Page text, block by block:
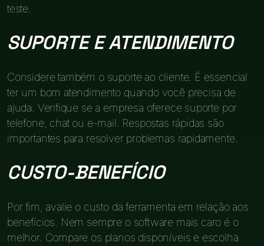
teste.
SUPORTE E ATENDIMENTO
Considere também o suporte ao cliente. É essencial
ter um bom atendimento quando você precisa de
ajuda. Verifique se a empresa oferece suporte por
telefone, chat ou e-mail. Respostas rápidas são
importantes para resolver problemas rapidamente.
CUSTO-BENEFÍCIO
Por fim, avalie o custo da ferramenta em relação aos
benefícios. Nem sempre o software mais caro é o
melhor. Compare os planos disponíveis e escolha